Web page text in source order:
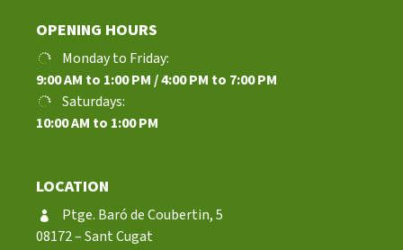
OPENING HOURS
Monday to Friday:
9:00 AM to 1:00 PM / 4:00 PM to 7:00 PM
Saturdays:
10:00 AM to 1:00 PM
LOCATION
Ptge. Baró de Coubertin, 5
08172 – Sant Cugat